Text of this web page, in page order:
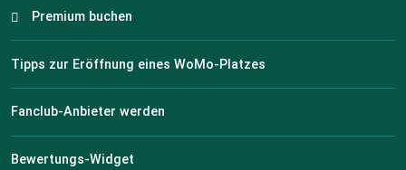
Premium buchen
Tipps zur Eröffnung eines WoMo-Platzes
Fanclub-Anbieter werden
Bewertungs-Widget